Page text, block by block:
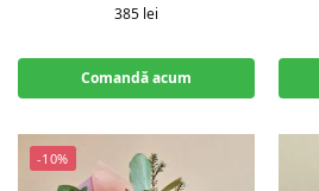
385 lei
Comandă acum
-10%